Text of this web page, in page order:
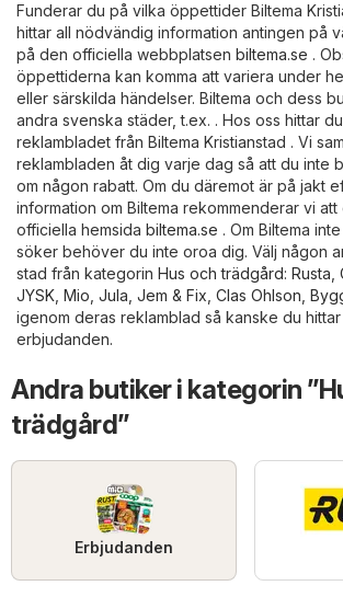
Funderar du på vilka öppettider Biltema
hittar all nödvändig information antingen på
på den officiella webbplatsen biltema.se .
öppettiderna kan komma att variera under
eller särskilda händelser. Biltema och dess
andra svenska städer, t.ex. . Hos oss hittar
reklambladet från Biltema Kristianstad . Vi
reklambladen åt dig varje dag så att du inte
om någon rabatt. Om du däremot är på jakt
information om Biltema rekommenderar vi
officiella hemsida biltema.se . Om Biltema
söker behöver du inte oroa dig. Välj någon
stad från kategorin Hus och trädgård: Rusta
JYSK Mio Jula Jem & Fix Clas Ohlson
igenom deras reklamblad så kanske du
erbjudanden.
Andra butiker i kategorin
trädgård”
Erbjudanden